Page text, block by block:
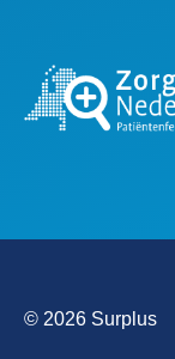
© 2026 Surplus